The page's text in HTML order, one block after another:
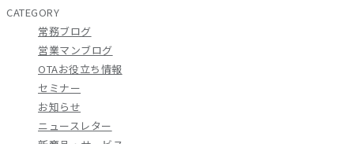
CATEGORY
常務ブログ
営業マンブログ
OTAお役立ち情報
セミナー
お知らせ
ニュースレター